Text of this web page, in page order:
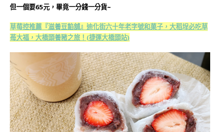
但一個要65元，畢竟一分錢一分貨~
草莓控推薦『滋養豆餡舖』迪化街六十年老字號和菓子，大稻埕必吃草
苺大福，大橋頭養豬之旅！(捷運大橋頭站)